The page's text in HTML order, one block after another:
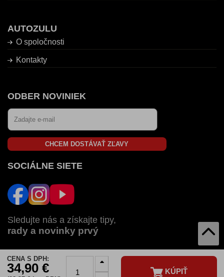
CENA S DPH:
34,90 € KÚPIŤ
AUTOZULU
O spoločnosti
Kontakty
ODBER NOVINIEK
CHCEM DOSTÁVAŤ ZĽAVY
SOCIÁLNE SIETE
Sledujte nás a získajte tipy,
rady a novinky prvý
AUTOZULU V:
SKCZ